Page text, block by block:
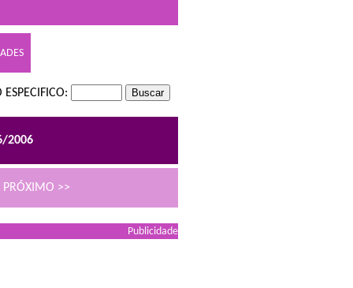
ESPECIFICO:
2006
PRÓXIMO >>
Publicidade